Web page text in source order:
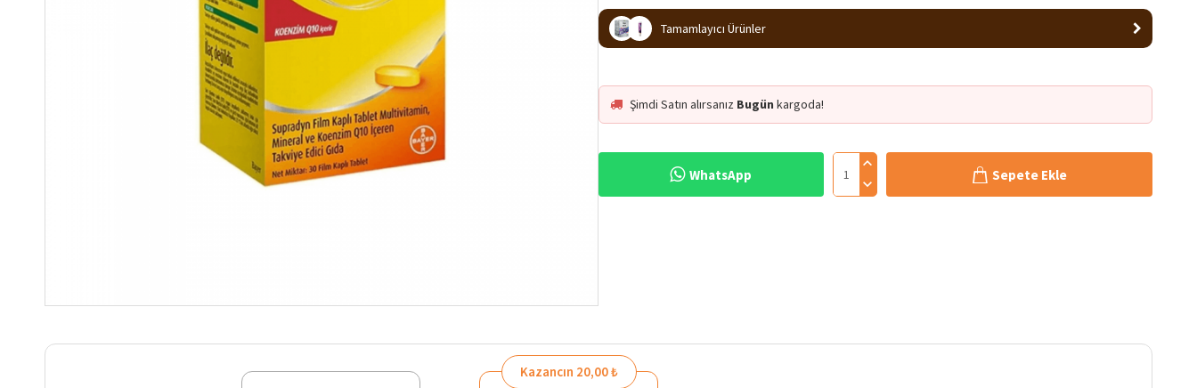
Tamamlayıcı Ürünler
Şimdi Satın alırsanız Bugün kargoda!
WhatsApp Sepete Ekle
Kazancın 20,00 ₺